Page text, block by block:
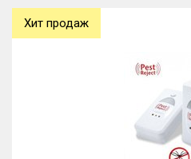
Хит продаж